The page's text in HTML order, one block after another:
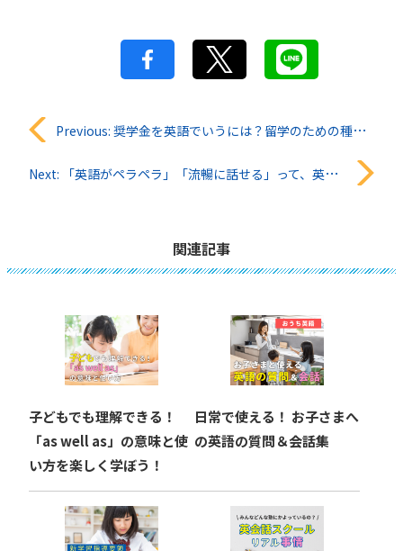
投
稿
ョ
ン
Previous: 奨学金を英語でいうには？留学のための種類や申請方法も詳しく解説
Next: 「英語がペラペラ」「流暢に話せる」って、英語で何て言う？シーン別に解説！
関連記事
子どもでも理解できる！
「as well as」の意味と使
い方を楽しく学ぼう！
日常で使える！ お子さまへ
の英語の質問＆会話集